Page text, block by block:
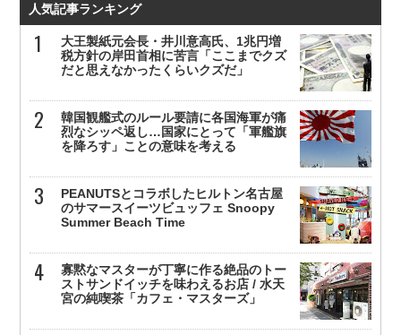
人気記事ランキング
大王製紙元会長・井川意高氏、1兆円増
税方針の岸田首相に苦言「ここまでクズ
だと思えなかったくらいクズだ」
韓国観艦式のルール要請に各国海軍が痛
烈なシッペ返し…国家にとって「軍艦旗
を降ろす」ことの意味を考える
PEANUTSとコラボしたヒルトン名古屋
のサマースイーツビュッフェ Snoopy
Summer Beach Time
寡黙なマスターが丁寧に作る絶品のトー
ストサンドイッチを味わえるお店 / 水天
宮の純喫茶「カフェ・マスターズ」